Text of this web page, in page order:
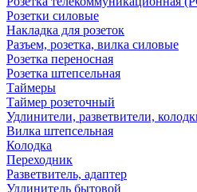
Розетки силовые
Накладка для розеток
Разъем, розетка, вилка силовые
Розетка переносная
Розетка штепсельная
Таймеры
Таймер розеточный
Удлинители, разветвители,
Вилка штепсельная
Колодка
Переходник
Разветвитель, адаптер
Удлинитель бытовой